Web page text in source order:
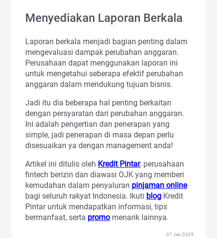
Menyediakan Laporan Berkala
Laporan berkala menjadi bagian penting dalam
mengevaluasi dampak perubahan anggaran.
Perusahaan dapat menggunakan laporan ini
untuk mengetahui seberapa efektif perubahan
anggaran dalam mendukung tujuan bisnis.
Jadi itu dia beberapa hal penting berkaitan
dengan persyaratan dari perubahan anggaran.
Ini adalah pengertian dan penerapan yang
simple, jadi penerapan di masa depan perlu
disesuaikan ya dengan management anda!
Artikel ini ditulis oleh Kredit Pintar, perusahaan
fintech berizin dan diawasi OJK yang memberi
kemudahan dalam penyaluran pinjaman online
bagi seluruh rakyat Indonesia. Ikuti blog Kredit
Pintar untuk mendapatkan informasi, tips
bermanfaat, serta promo menarik lainnya.
07 Jan 2025